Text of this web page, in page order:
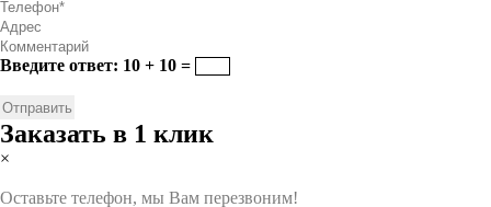
Введите ответ: 10 + 10 =
Заказать в 1 клик
×
Оставьте телефон, мы Вам перезвоним!